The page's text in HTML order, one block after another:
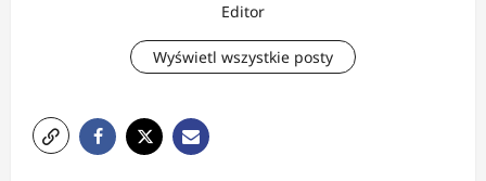
Editor
Wyświetl wszystkie posty